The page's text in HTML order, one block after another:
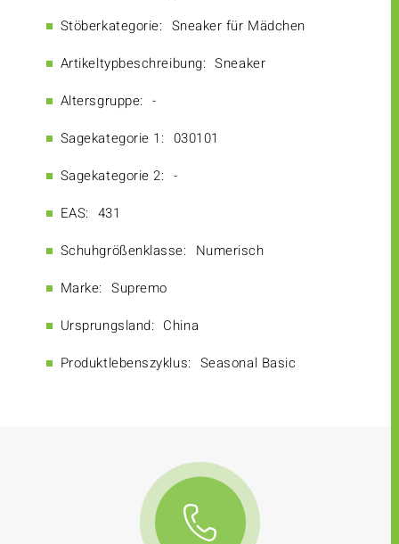
Stöberkategorie: Sneaker für Mädchen
Artikeltypbeschreibung: Sneaker
Altersgruppe: -
Sagekategorie 1: 030101
Sagekategorie 2: -
EAS: 431
Schuhgrößenklasse: Numerisch
Marke: Supremo
Ursprungsland: China
Produktlebenszyklus: Seasonal Basic